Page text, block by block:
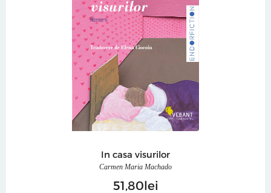
In casa visurilor
Carmen Maria Machado
51 80lei